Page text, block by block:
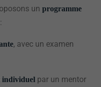
un programme
, avec un examen
individuel par un mentor